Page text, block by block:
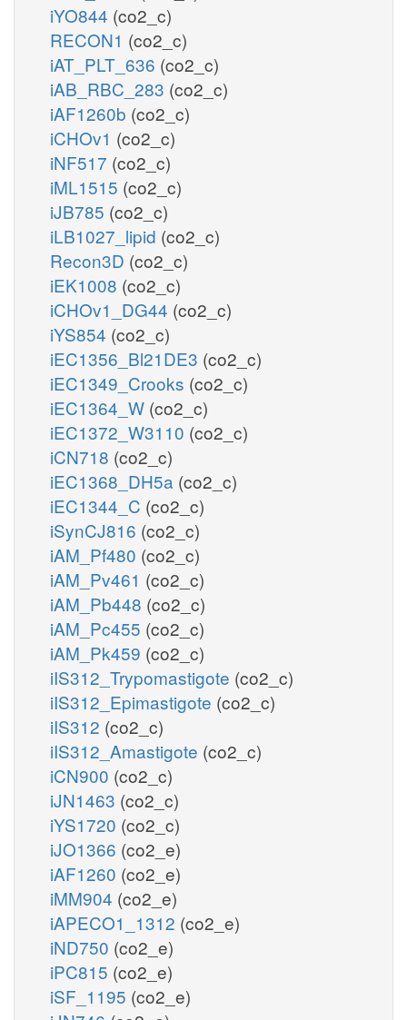
iYO844 (co2_c)
RECON1 (co2_c)
iAT_PLT_636 (co2_c)
iAB_RBC_283 (co2_c)
iAF1260b (co2_c)
iCHOv1 (co2_c)
iNF517 (co2_c)
iML1515 (co2_c)
iJB785 (co2_c)
iLB1027_lipid (co2_c)
Recon3D (co2_c)
iEK1008 (co2_c)
iCHOv1_DG44 (co2_c)
iYS854 (co2_c)
iEC1356_Bl21DE3 (co2_c)
iEC1349_Crooks (co2_c)
iEC1364_W (co2_c)
iEC1372_W3110 (co2_c)
iCN718 (co2_c)
iEC1368_DH5a (co2_c)
iEC1344_C (co2_c)
iSynCJ816 (co2_c)
iAM_Pf480 (co2_c)
iAM_Pv461 (co2_c)
iAM_Pb448 (co2_c)
iAM_Pc455 (co2_c)
iAM_Pk459 (co2_c)
iIS312_Trypomastigote (co2_c)
iIS312_Epimastigote (co2_c)
iIS312 (co2_c)
iIS312_Amastigote (co2_c)
iCN900 (co2_c)
iJN1463 (co2_c)
iYS1720 (co2_c)
iJO1366 (co2_e)
iAF1260 (co2_e)
iMM904 (co2_e)
iAPECO1_1312 (co2_e)
iND750 (co2_e)
iPC815 (co2_e)
iSF_1195 (co2_e)